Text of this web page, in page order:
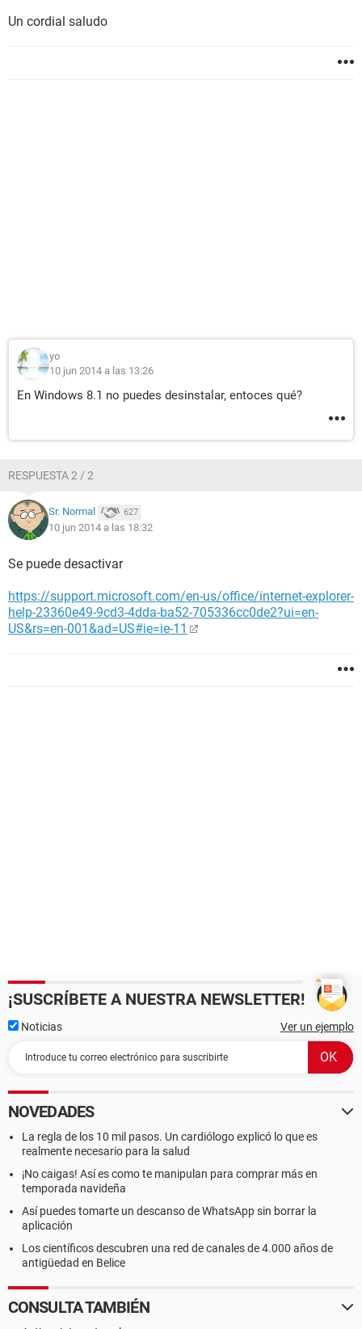
Un cordial saludo
yo
10 jun 2014 a las 13:26
En Windows 8.1 no puedes desinstalar, entoces qué?
RESPUESTA 2 / 2
Sr. Normal 627
10 jun 2014 a las 18:32
Se puede desactivar
https://support.microsoft.com/en-us/office/internet-explorer-
help-23360e49-9cd3-4dda-ba52-705336cc0de2?ui=en-
US&rs=en-001&ad=US#ie=ie-11
¡SUSCRÍBETE A NUESTRA NEWSLETTER!
Noticias Ver un ejemplo
NOVEDADES
La regla de los 10 mil pasos. Un cardiólogo explicó lo que es
realmente necesario para la salud
¡No caigas! Así es como te manipulan para comprar más en
temporada navideña
Así puedes tomarte un descanso de WhatsApp sin borrar la
aplicación
Los científicos descubren una red de canales de 4.000 años de
antigüedad en Belice
CONSULTA TAMBIÉN